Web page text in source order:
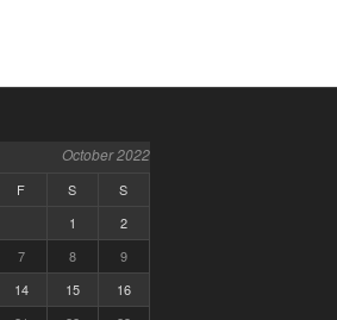
October 2022
F S
S
1
2
7 8
9
14 15
16